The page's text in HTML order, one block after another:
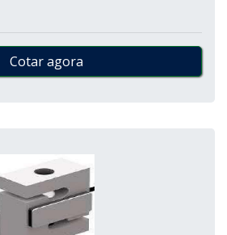
Cotar agora